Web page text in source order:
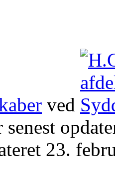
ved
senest
23.